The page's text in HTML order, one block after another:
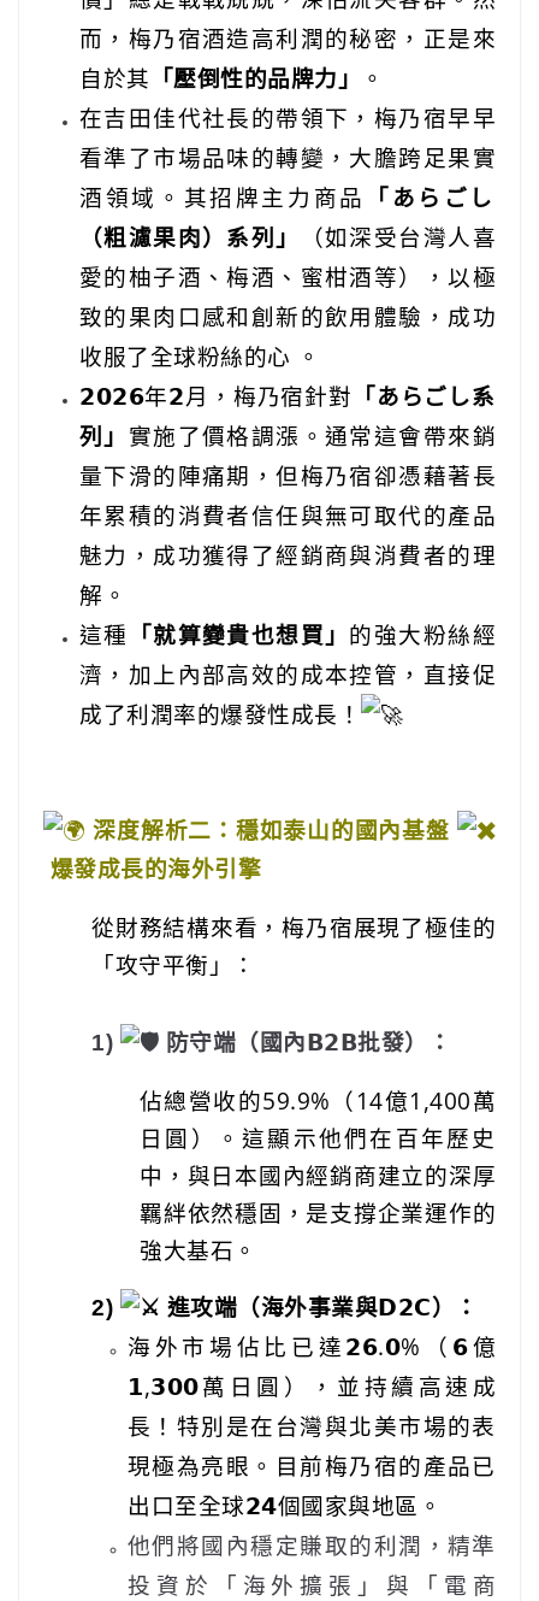
而，梅乃宿酒造高利潤的秘密，正是來
自於其 「壓倒性的品牌力」
。
在吉田佳代社長的帶領下，梅乃宿早早
看準了市場品味的轉變，大膽跨足果實
酒領域。其招牌主力商品
「あらごし
（粗濾果肉）系列」
（如深受台灣人喜
愛的柚子酒、梅酒、蜜柑酒等），以極
致的果肉口感和創新的飲用體驗，成功
收服了全球粉絲的心 。
𝟮𝟬𝟮𝟲年𝟮月，梅乃宿針對 「あらごし系
列」 實施了價格調漲。通常這會帶來銷
量下滑的陣痛期，但梅乃宿卻憑藉著長
年累積的消費者信任與無可取代的產品
魅力，成功獲得了經銷商與消費者的理
解。
這種 「就算變貴也想買」 的強大粉絲經
濟，加上內部高效的成本控管，直接促
成了利潤率的爆發性成長！
深度解析二：穩如泰山的國內基盤
爆發成長的海外引擎
從財務結構來看，梅乃宿展現了極佳的
「攻守平衡」：
1) 防守端（國內𝗕𝟮𝗕批發）：
佔總營收的59.9%（14億1,400萬
日圓）。這顯示他們在百年歷史
中，與日本國內經銷商建立的深厚
羈絆依然穩固，是支撐企業運作的
強大基石。
2) 進攻端（海外事業與𝗗𝟮𝗖）：
海外市場佔比已達𝟮𝟲.𝟬%（𝟲億
𝟭,𝟯𝟬𝟬萬日圓），並持續高速成
長！特別是在台灣與北美市場的表
現極為亮眼。目前梅乃宿的產品已
出口至全球𝟮𝟰個國家與地區。
他們將國內穩定賺取的利潤，精準
投資於「海外擴張」與「電商